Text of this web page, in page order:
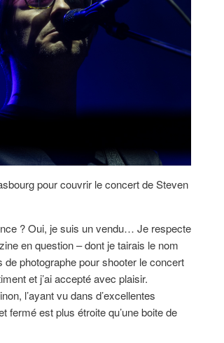
pour couvrir le concert de Steven
? Oui, je suis un vendu… Je respecte
en question – dont je tairais le nom
de photographe pour shooter le concert
et j’ai accepté avec plaisir.
l’ayant vu dans d’excellentes
fermé est plus étroite qu’une boite de